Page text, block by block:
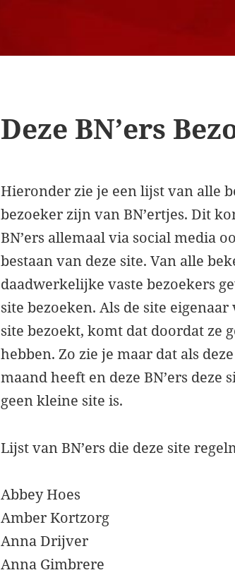
Deze BN’ers
Hieronder zie je een lijst van alle
bezoeker zijn van BN’ertjes. Dit
BN’ers allemaal via social media
bestaan van deze site. Van alle
daadwerkelijke vaste bezoekers
site bezoeken. Als de site eigenaar
site bezoekt, komt dat doordat ze
hebben. Zo zie je maar dat als
maand heeft en deze BN’ers deze
geen kleine site is.
Lijst van BN’ers die deze site
Abbey Hoes
Amber Kortzorg
Anna Drijver
Anna Gimbrere